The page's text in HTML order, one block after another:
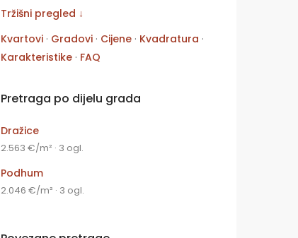
Tržišni pregled ↓
Kvartovi · Gradovi · Cijene · Kvadratura ·
Karakteristike · FAQ
Pretraga po dijelu grada
Dražice
2.563 €/m² · 3 ogl.
Podhum
2.046 €/m² · 3 ogl.